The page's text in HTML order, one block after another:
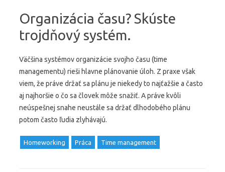
Organizácia času? Skúste
trojdňový systém.
Väčšina systémov organizácie svojho času (time
managementu) rieši hlavne plánovanie úloh. Z praxe však
viem, že práve držať sa plánu je niekedy to najťažšie a často
aj najhoršie o čo sa človek môže snažiť. A práve kvôli
neúspešnej snahe neustále sa držať dlhodobého plánu
potom často ľudia zlyhávajú.
Homeworking Práca Time management